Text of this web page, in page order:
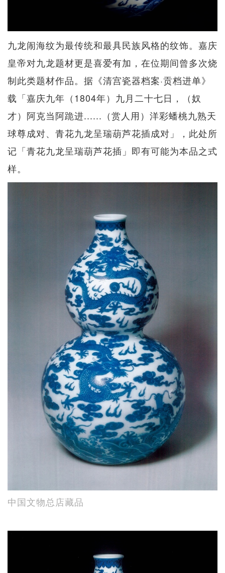
九龙闹海纹为最传统和最具民族风格的纹饰。嘉庆
皇帝对九龙题材更是喜爱有加，在位期间曾多次烧
制此类题材作品。据《清宫瓷器档案·贡档进单》
载「嘉庆九年（1804年）九月二十七日，（奴
才）阿克当阿跪进......（赏人用）洋彩蟠桃九熟天
球尊成对、青花九龙呈瑞葫芦花插成对」，此处所
记「青花九龙呈瑞葫芦花插」即有可能为本品之式
样。
中国文物总店藏品